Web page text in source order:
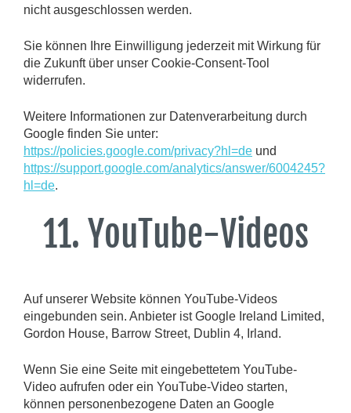
nicht ausgeschlossen werden.
Sie können Ihre Einwilligung jederzeit mit Wirkung für
die Zukunft über unser Cookie-Consent-Tool
widerrufen.
Weitere Informationen zur Datenverarbeitung durch
Google finden Sie unter:
https://policies.google.com/privacy?hl=de und
https://support.google.com/analytics/answer/6004245?
hl=de.
11. YouTube-Videos
Auf unserer Website können YouTube-Videos
eingebunden sein. Anbieter ist Google Ireland Limited,
Gordon House, Barrow Street, Dublin 4, Irland.
Wenn Sie eine Seite mit eingebettetem YouTube-
Video aufrufen oder ein YouTube-Video starten,
können personenbezogene Daten an Google